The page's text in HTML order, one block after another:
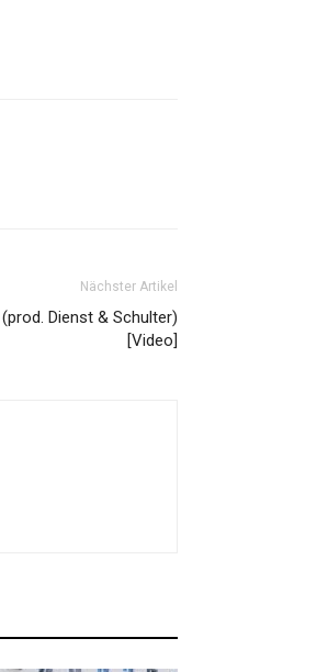
Nächster Artikel
Dienst & Schulter)
[Video]